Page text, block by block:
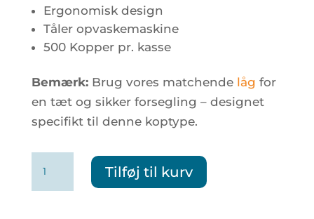
Ergonomisk design
Tåler opvaskemaskine
500 Kopper pr. kasse
Bemærk:Brug vores matchende låg for
en tæt og sikker forsegling – designet
specifikt til denne koptype.
Tilføj til kurv